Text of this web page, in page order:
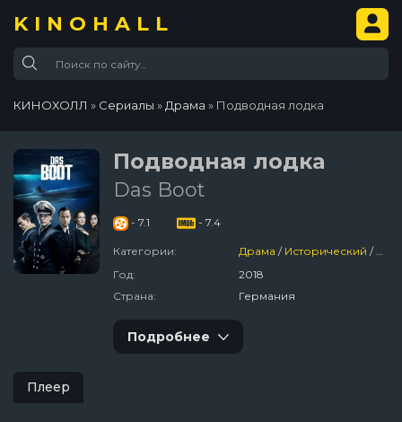
KINOHALL
КИНОХОЛЛ » Сериалы » Драма » Подводная лодка
Подводная лодка
Das Boot
- 7.1 - 7.4
Категории: Драма / Исторический /
Год:
2018
Страна:
Германия
Подробнее
Плеер